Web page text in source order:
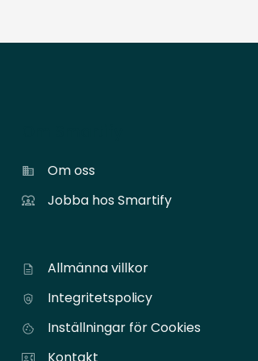
Om oss
Jobba hos Smartify
Allmänna villkor
Integritetspolicy
Inställningar för Cookies
Kontakt